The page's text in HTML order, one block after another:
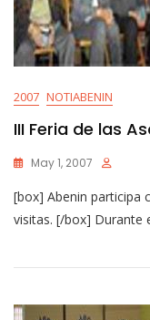
2007 NOTIABENIN
III Feria de las
May 1, 2007
[box] Abenin participa
visitas. [/box] Durante